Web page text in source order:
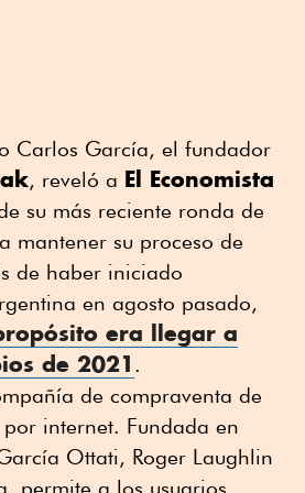
Carlos García, el fundador
, reveló a El Economista
su más reciente ronda de
mantener su proceso de
de haber iniciado
en agosto pasado,
era llegar a
de 2021 .
de compraventa de
por internet. Fundada en
Ottati, Roger Laughlin
permite a los usuarios